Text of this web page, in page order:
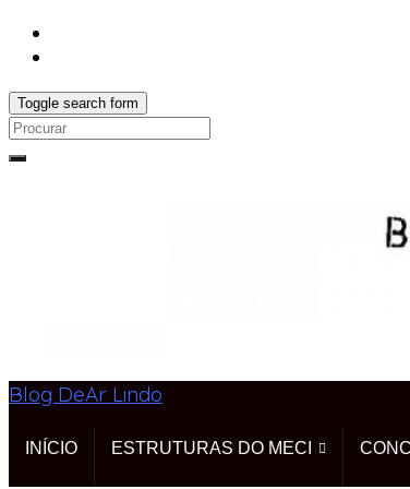
Toggle search form
Search
Blog DeAr Lindo
INÍCIO ESTRUTURAS DO MECI